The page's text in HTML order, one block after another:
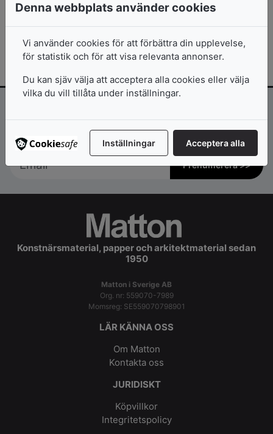
mailkorgen!
Prenumerera >>
Konstnärsmaterial, papper och arkitektmaterial sedan
1950
Matton i Sverige AB
Org. nr: 559070-7989
Momsreg: SE559070798901
LÄR KÄNNA OSS
Om Matton
Kontakta oss
JURIDISKT
Köpvillkor
Integritetspolicy
Denna webbplats använder cookies
Vi använder cookies för att förbättra din upplevelse,
för statistik och för att visa relevanta annonser.
Du kan sjäv välja att acceptera alla cookies eller välja
vilka du vill tillåta under inställningar.
Inställningar Acceptera alla